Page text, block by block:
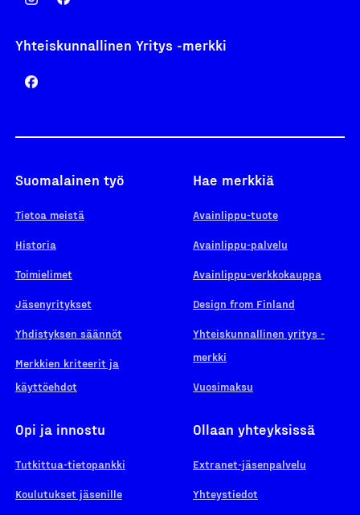
Yhteiskunnallinen Yritys -merkki
Suomalainen työ
Tietoa meistä
Historia
Toimielimet
Jäsenyritykset
Yhdistyksen säännöt
Merkkien kriteerit ja
käyttöehdot
Hae merkkiä
Avainlippu-tuote
Avainlippu-palvelu
Avainlippu-verkkokauppa
Design from Finland
Yhteiskunnallinen yritys -
merkki
Vuosimaksu
Opi ja innostu
Tutkittua-tietopankki
Koulutukset jäsenille
Ollaan yhteyksissä
Extranet-jäsenpalvelu
Yhteystiedot